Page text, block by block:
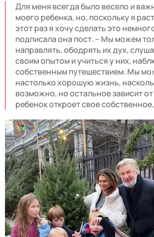
Для меня всегда было весело и
моего ребенка, но, поскольку я
этот раз я хочу сделать это
подписала она пост. – Мы можем
направлять, ободрять их дух,
своим опытом и учиться у них,
собственным путешествием. Мы
настолько хорошую жизнь,
возможно, но остальное зависит
ребенок откроет свое